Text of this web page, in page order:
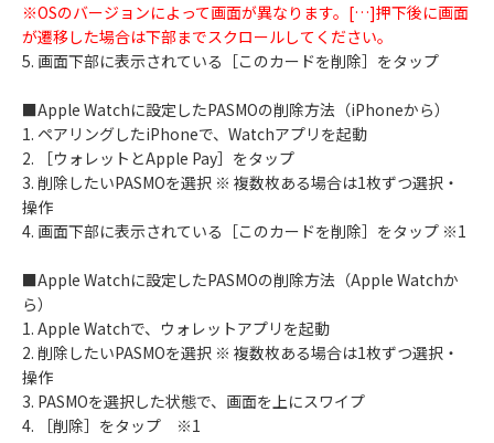
※OSのバージョンによって画面が異なります。[…]押下後に画面
が遷移した場合は下部までスクロールしてください。
5. 画面下部に表示されている［このカードを削除］をタップ
■Apple Watchに設定したPASMOの削除方法（iPhoneから）
1. ペアリングしたiPhoneで、Watchアプリを起動
2. ［ウォレットとApple Pay］をタップ
3. 削除したいPASMOを選択 ※ 複数枚ある場合は1枚ずつ選択・
操作
4. 画面下部に表示されている［このカードを削除］をタップ ※1
■Apple Watchに設定したPASMOの削除方法（Apple Watchか
ら）
1. Apple Watchで、ウォレットアプリを起動
2. 削除したいPASMOを選択 ※ 複数枚ある場合は1枚ずつ選択・
操作
3. PASMOを選択した状態で、画面を上にスワイプ
4. ［削除］をタップ ※1